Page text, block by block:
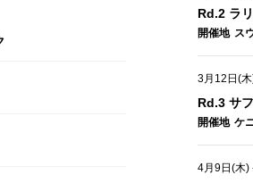
Rd.2 ラ
開催地 ス
3月12日(
Rd.3 サ
開催地 ケ
4月9日(木)